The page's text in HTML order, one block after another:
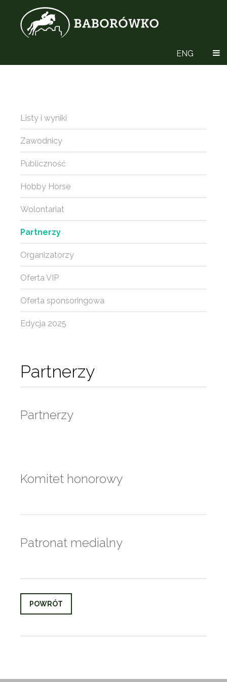
ENG
Partnerzy
Partnerzy
Komitet honorowy
Patronat medialny
POWRÓT
Listy i wyniki
Zawodnicy
Publiczność
Hobby Horse
Wolontariat
Partnerzy
Organizatorzy
Oferta VIP
Oferta sponsoringowa
Edycja 2025